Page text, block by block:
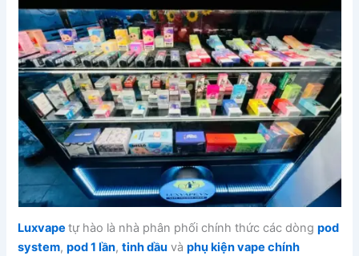
Luxvapetự hào là nhà phân phối chính thức các dòngpod
system,pod 1 lần,tinh dầu vàphụ kiện vape chính